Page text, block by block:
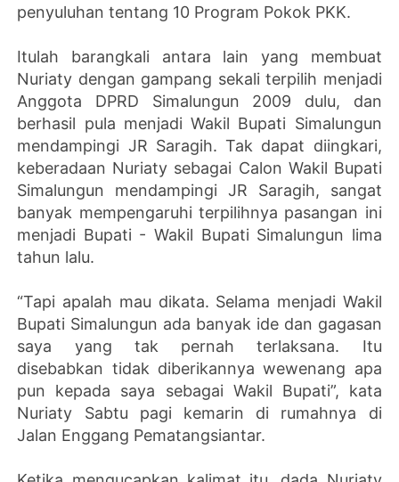
penyuluhan tentang 10 Program Pokok PKK.
Itulah barangkali antara lain yang membuat
Nuriaty dengan gampang sekali terpilih menjadi
Anggota DPRD Simalungun 2009 dulu, dan
berhasil pula menjadi Wakil Bupati Simalungun
mendampingi JR Saragih. Tak dapat diingkari,
keberadaan Nuriaty sebagai Calon Wakil Bupati
Simalungun mendampingi JR Saragih, sangat
banyak mempengaruhi terpilihnya pasangan ini
menjadi Bupati - Wakil Bupati Simalungun lima
tahun lalu.
“Tapi apalah mau dikata. Selama menjadi Wakil
Bupati Simalungun ada banyak ide dan gagasan
saya yang tak pernah terlaksana. Itu
disebabkan tidak diberikannya wewenang apa
pun kepada saya sebagai Wakil Bupati”, kata
Nuriaty Sabtu pagi kemarin di rumahnya di
Jalan Enggang Pematangsiantar.